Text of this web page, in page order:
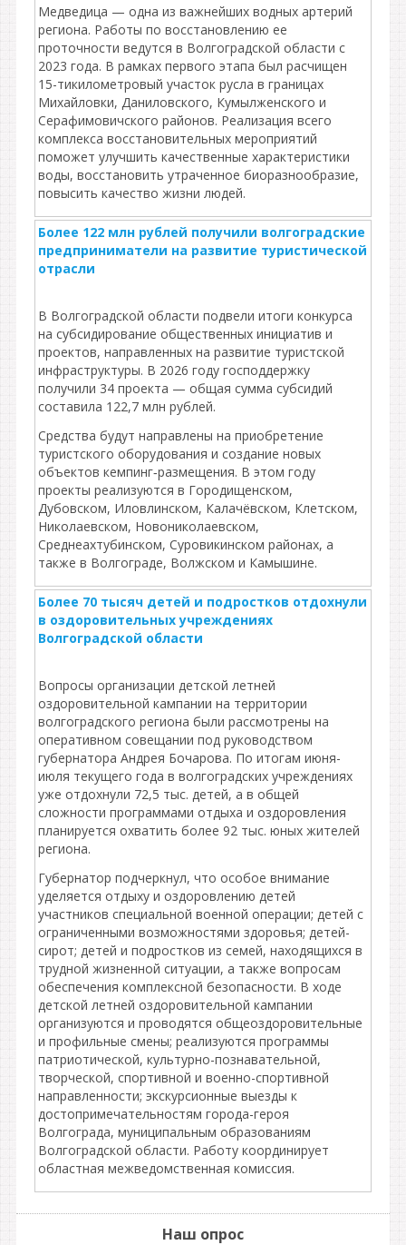
Медведица — одна из важнейших водных артерий
региона. Работы по восстановлению ее
проточности ведутся в Волгоградской области с
2023 года. В рамках первого этапа был расчищен
15-тикилометровый участок русла в границах
Михайловки, Даниловского, Кумылженского и
Серафимовичского районов. Реализация всего
комплекса восстановительных мероприятий
поможет улучшить качественные характеристики
воды, восстановить утраченное биоразнообразие,
повысить качество жизни людей.
Более 122 млн рублей получили волгоградские
предприниматели на развитие туристической
отрасли
В Волгоградской области подвели итоги конкурса
на субсидирование общественных инициатив и
проектов, направленных на развитие туристской
инфраструктуры. В 2026 году господдержку
получили 34 проекта — общая сумма субсидий
составила 122,7 млн рублей.
Средства будут направлены на приобретение
туристского оборудования и создание новых
объектов кемпинг‑размещения. В этом году
проекты реализуются в Городищенском,
Дубовском, Иловлинском, Калачёвском, Клетском,
Николаевском, Новониколаевском,
Среднеахтубинском, Суровикинском районах, а
также в Волгограде, Волжском и Камышине.
Более 70 тысяч детей и подростков отдохнули
в оздоровительных учреждениях
Волгоградской области
Вопросы организации детской летней
оздоровительной кампании на территории
волгоградского региона были рассмотрены на
оперативном совещании под руководством
губернатора Андрея Бочарова. По итогам июня-
июля текущего года в волгоградских учреждениях
уже отдохнули 72,5 тыс. детей, а в общей
сложности программами отдыха и оздоровления
планируется охватить более 92 тыс. юных жителей
региона.
Губернатор подчеркнул, что особое внимание
уделяется отдыху и оздоровлению детей
участников специальной военной операции; детей с
ограниченными возможностями здоровья; детей-
сирот; детей и подростков из семей, находящихся в
трудной жизненной ситуации, а также вопросам
обеспечения комплексной безопасности. В ходе
детской летней оздоровительной кампании
организуются и проводятся общеоздоровительные
и профильные смены; реализуются программы
патриотической, культурно-познавательной,
творческой, спортивной и военно-спортивной
направленности; экскурсионные выезды к
достопримечательностям города-героя
Волгограда, муниципальным образованиям
Волгоградской области. Работу координирует
областная межведомственная комиссия.
Наш опрос